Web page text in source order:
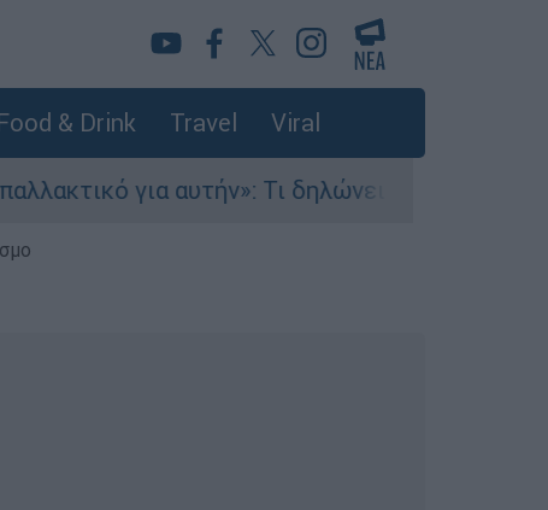
& Drink Travel Viral
Τι δηλώνει στο ethnos.gr ο Κώστας